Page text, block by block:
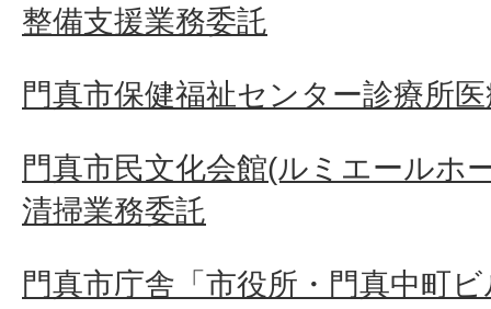
整備支援業務委託
門真市保健福祉センター診療所
門真市民文化会館(ルミエールホ
清掃業務委託
門真市庁舎「市役所・門真中町